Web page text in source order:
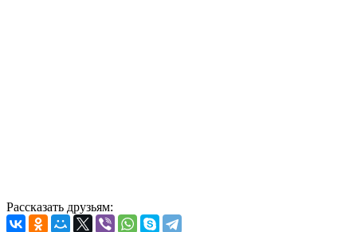
Рассказать друзьям: